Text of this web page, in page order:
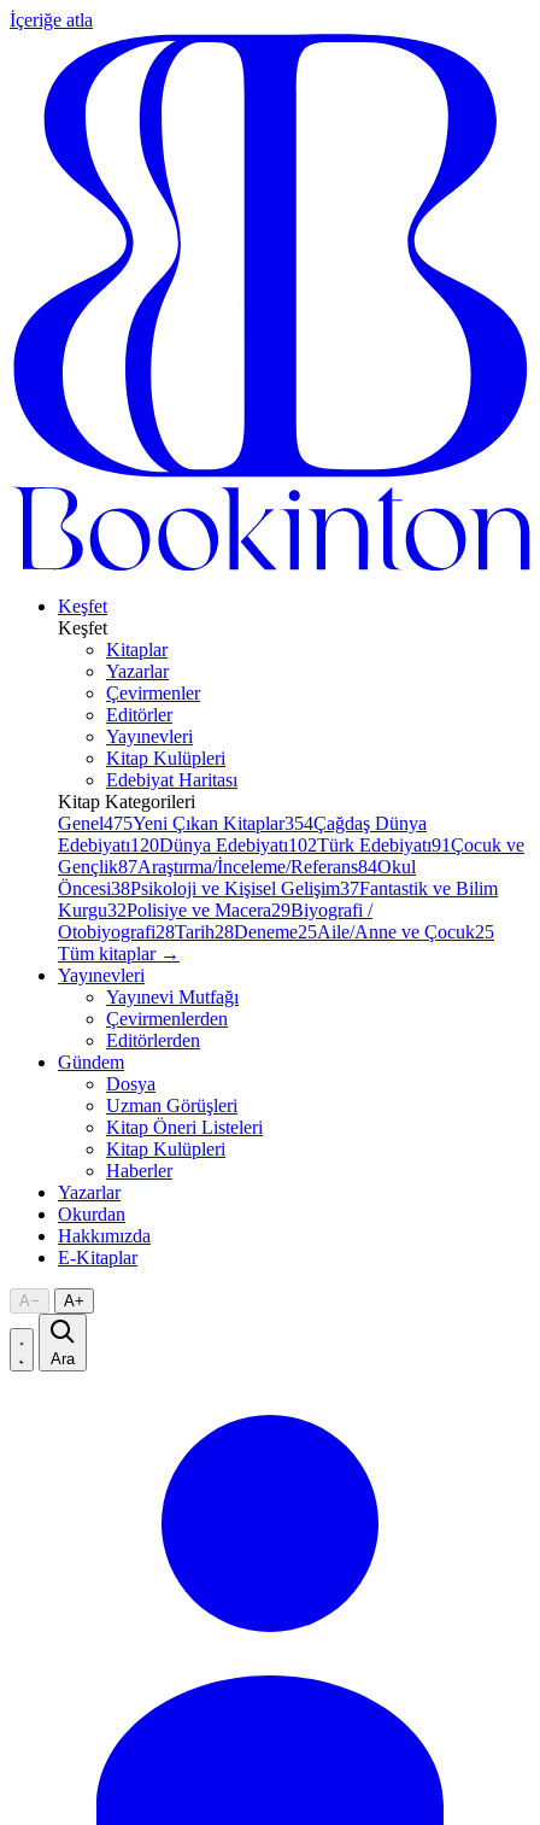
İçeriğe atla
Keşfet
Keşfet
Kitaplar
Yazarlar
Çevirmenler
Editörler
Yayınevleri
Kitap Kulüpleri
Edebiyat Haritası
Kitap Kategorileri
Genel475Yeni Çıkan Kitaplar354Çağdaş Dünya
Edebiyatı120Dünya Edebiyatı102Türk Edebiyatı91Çocuk ve
Gençlik87Araştırma/İnceleme/Referans84Okul
Öncesi38Psikoloji ve Kişisel Gelişim37Fantastik ve Bilim
Kurgu32Polisiye ve Macera29Biyografi /
Otobiyografi28Tarih28Deneme25Aile/Anne ve Çocuk25
Tüm kitaplar →
Yayınevleri
Yayınevi Mutfağı
Çevirmenlerden
Editörlerden
Gündem
Dosya
Uzman Görüşleri
Kitap Öneri Listeleri
Kitap Kulüpleri
Haberler
Yazarlar
Okurdan
Hakkımızda
E-Kitaplar
A− A+
Ara